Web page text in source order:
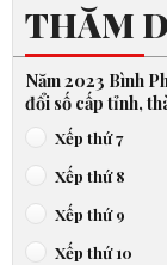
THĂM
Năm 2023 Bình
đổi số cấp tỉnh,
Xếp thứ 7
Xếp thứ 8
Xếp thứ 9
Xếp thứ 10